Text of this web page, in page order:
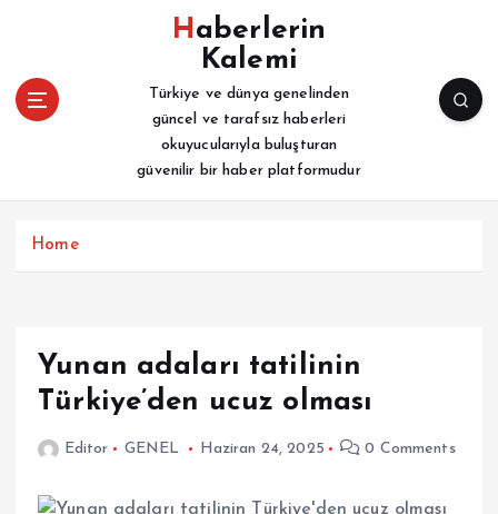
Haberlerin
Kalemi
Türkiye ve dünya genelinden
güncel ve tarafsız haberleri
okuyucularıyla buluşturan
güvenilir bir haber platformudur
Home
Yunan adaları tatilinin
Türkiye’den ucuz olması
Editor GENEL Haziran 24, 2025 0 Comments